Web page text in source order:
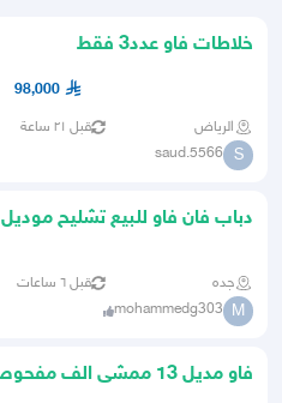
خلاطات فاو عدد3 فقط
98,000
الرياض قبل ٢١ ساعة
S
saud.5566
دباب فان فاو للبيع تشليح موديل
جده قبل ٦ ساعات
M
mohammedg303
فاو مديل 13 ممشى الف مفحوص